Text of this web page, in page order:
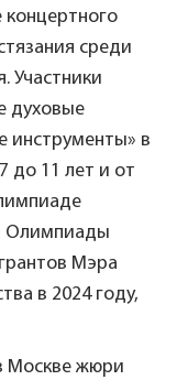
среди
Участники
духовые
инструменты» в
до 11 лет и от
Олимпиады
Мэра
в 2024 году,
Москве жюри